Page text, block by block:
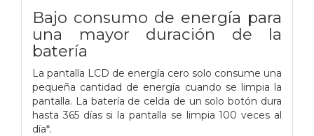
Bajo consumo de energía para
una mayor duración de la
batería
La pantalla LCD de energía cero solo consume una
pequeña cantidad de energía cuando se limpia la
pantalla. La batería de celda de un solo botón dura
hasta 365 días si la pantalla se limpia 100 veces al
día*.